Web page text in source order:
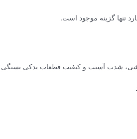
تنها گزینه موجود است.
شدت آسیب و کیفیت قطعات یدکی بستگی